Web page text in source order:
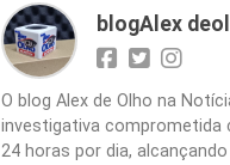
blogAlex
O blog Alex de Olho na
investigativa comprometida
24 horas por dia,